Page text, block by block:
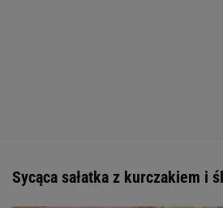
Sycąca sałatka z kurczakiem i